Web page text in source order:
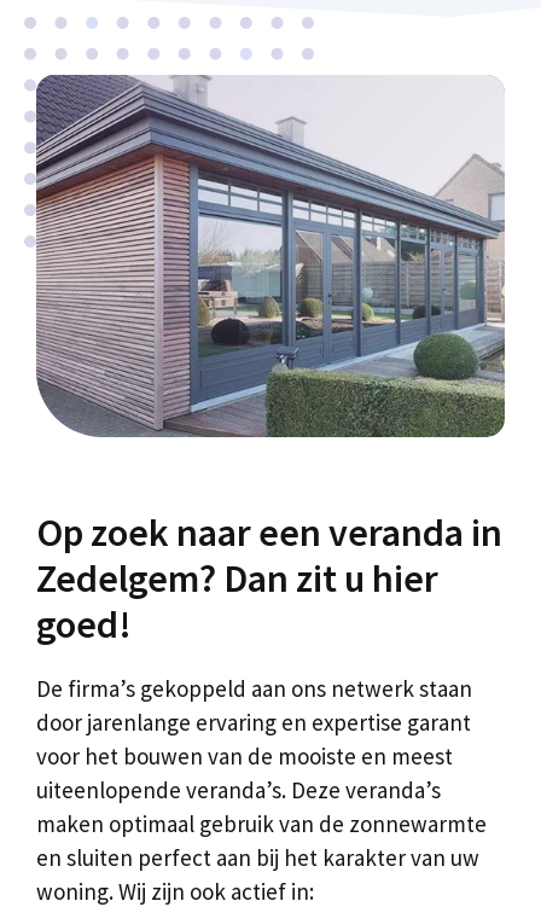
Op zoek naar een veranda in
Zedelgem? Dan zit u hier
goed!
De firma’s gekoppeld aan ons netwerk staan
door jarenlange ervaring en expertise garant
voor het bouwen van de mooiste en meest
uiteenlopende veranda’s. Deze veranda’s
maken optimaal gebruik van de zonnewarmte
en sluiten perfect aan bij het karakter van uw
woning. Wij zijn ook actief in: